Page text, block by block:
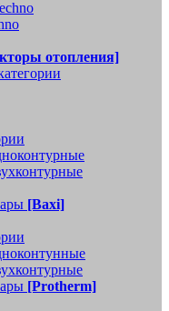
отопления]
[Baxi]
[Protherm]